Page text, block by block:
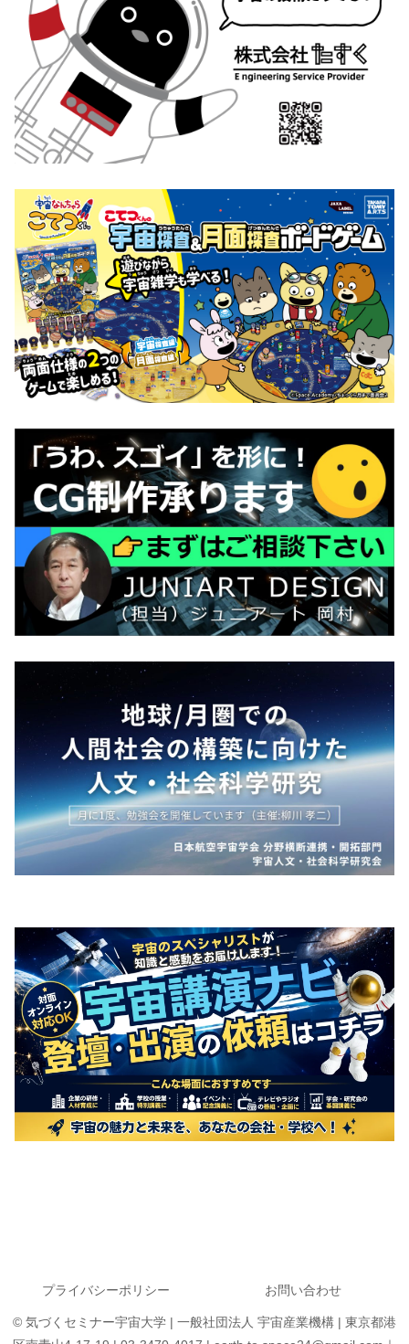
プライバシーポリシー お問い合わせ
© 気づくセミナー宇宙大学 | 一般社団法人 宇宙産業機構 | 東京都港